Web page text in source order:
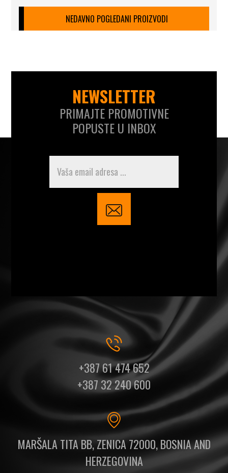
NEDAVNO POGLEDANI PROIZVODI
NEWSLETTER
PRIMAJTE PROMOTIVNE
POPUSTE U INBOX
+387 61 474 652
+387 32 240 600
MARŠALA TITA BB, ZENICA 72000, BOSNIA AND
HERZEGOVINA